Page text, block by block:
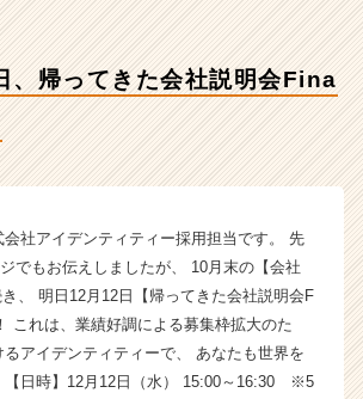
l！
り！
式
会
社
イ
デ
ン
、帰ってきた会社説明会Fina
会社アイデンティティー採用担当です。 先
でもお伝えしましたが、 10月末の【会社
、 明日12月12日【帰ってきた会社説明会F
これは、業績好調による募集枠拡大のた
アイデンティティーで、 あなたも世界を
【日時】12月12日（水） 15:00～16:30 ※5